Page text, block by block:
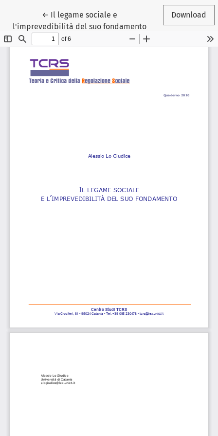
← Return to Article Details
Il legame sociale e
l'imprevedibilità del suo fondamento
Download